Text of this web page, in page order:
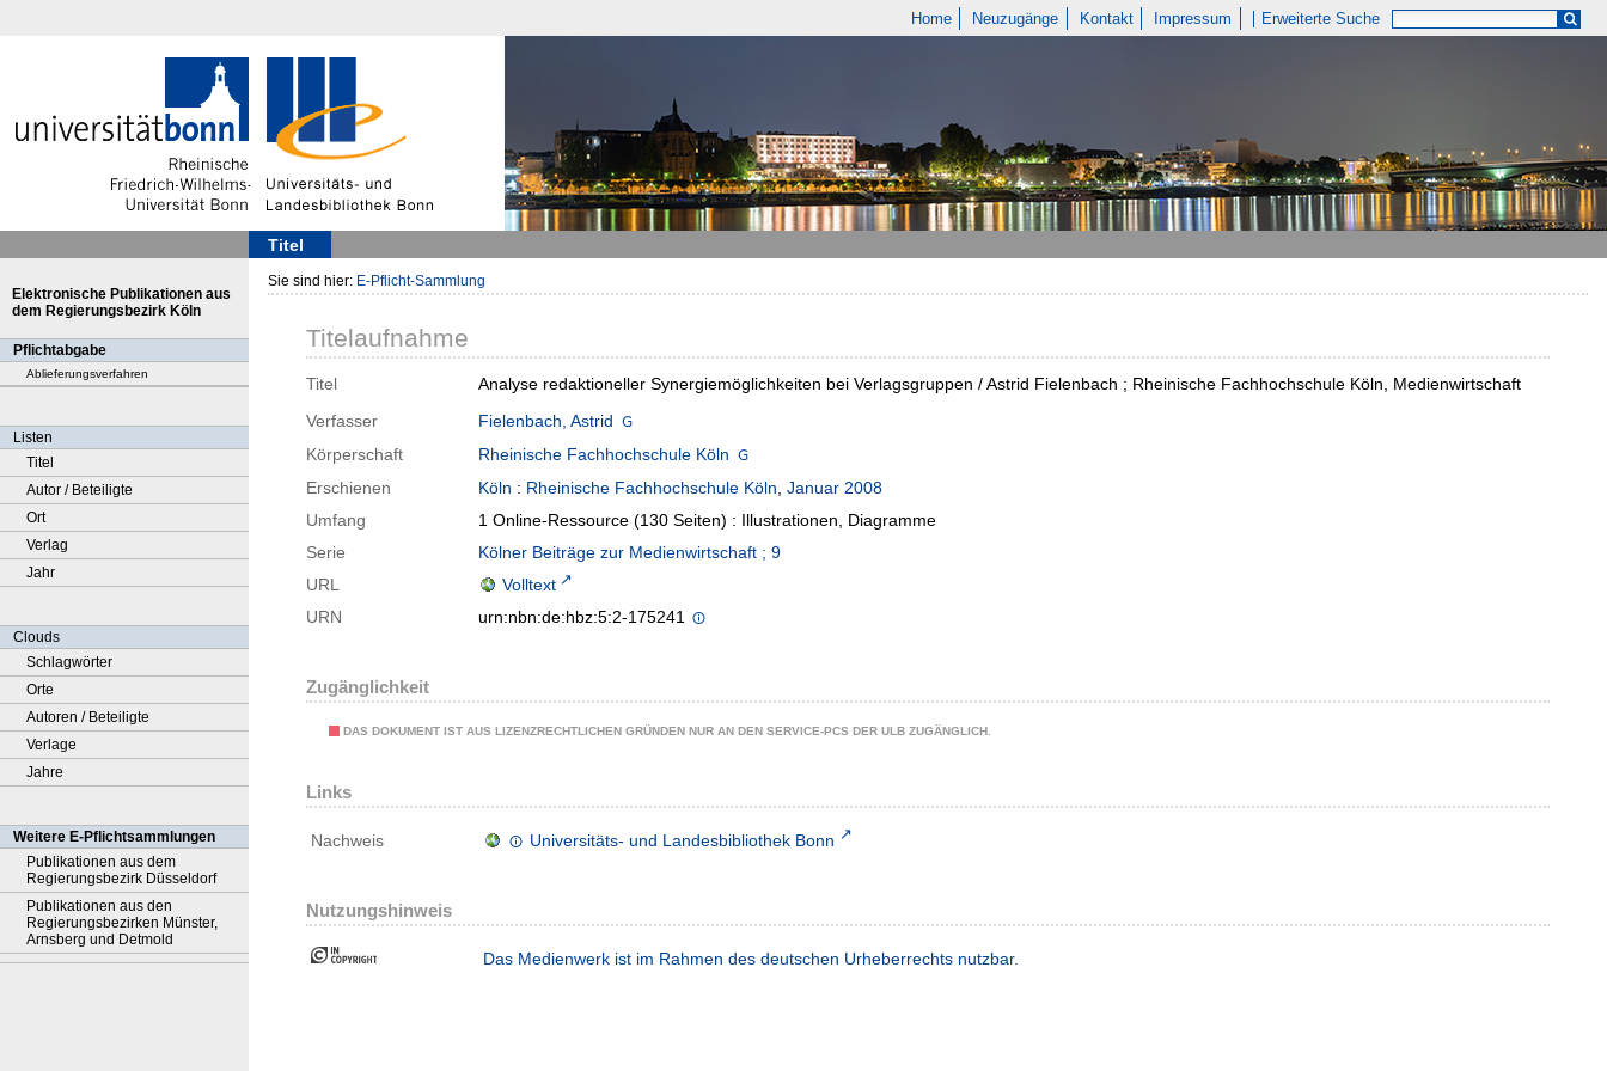
Home Neuzugänge Kontakt Impressum Erweiterte Suche
Titel
Elektronische Publikationen aus
dem Regierungsbezirk Köln
Pflichtabgabe
Ablieferungsverfahren
Listen
Titel
Autor / Beteiligte
Ort
Verlag
Jahr
Clouds
Schlagwörter
Orte
Autoren / Beteiligte
Verlage
Jahre
Weitere E-Pflichtsammlungen
Publikationen aus dem
Regierungsbezirk Düsseldorf
Publikationen aus den
Regierungsbezirken Münster,
Arnsberg und Detmold
Sie sind hier: E-Pflicht-Sammlung
Titelaufnahme
Titel
Analyse redaktioneller Synergiemöglichkeiten bei Verlagsgruppen / Astrid Fielenbach ; Rheinische Fachhochschule Köln, Medienwirtschaft
Verfasser
Fielenbach, Astrid
Körperschaft
Rheinische Fachhochschule Köln
Erschienen
Köln : Rheinische Fachhochschule Köln, Januar 2008
Umfang
1 Online-Ressource (130 Seiten) : Illustrationen, Diagramme
Serie
Kölner Beiträge zur Medienwirtschaft ; 9
URL
Volltext
URN
urn:nbn:de:hbz:5:2-175241
Zugänglichkeit
DAS DOKUMENT IST AUS LIZENZRECHTLICHEN GRÜNDEN NUR AN DEN SERVICE-PCS DER ULB ZUGÄNGLICH.
Links
Nachweis Universitäts- und Landesbibliothek Bonn
Nutzungshinweis
Das Medienwerk ist im Rahmen des deutschen Urheberrechts nutzbar.